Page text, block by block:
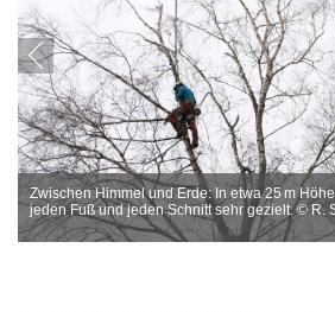
Zwischen Himmel und Erde: In etwa 25 m
jeden Fuß und jeden Schnitt sehr gezielt. © R.